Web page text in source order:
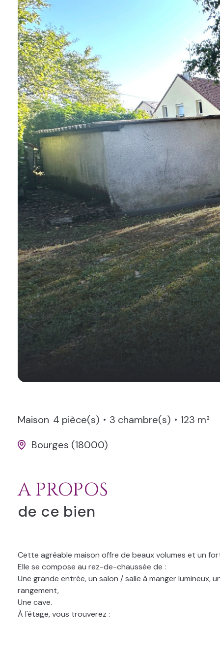
LOCAL
PRO
Maison 4 pièce(s) 3 chambre(s)
123 m²
Bourges (18000)
A PROPOS
de ce bien
Cette agréable maison offre de beaux volumes et un
Elle se compose au rez-de-chaussée de :
Une grande entrée, un salon / salle à manger lumineux,
rangement,
Une cave.
À l'étage, vous trouverez :
À l’extérieur, vous profiterez d'une terrassse donnant